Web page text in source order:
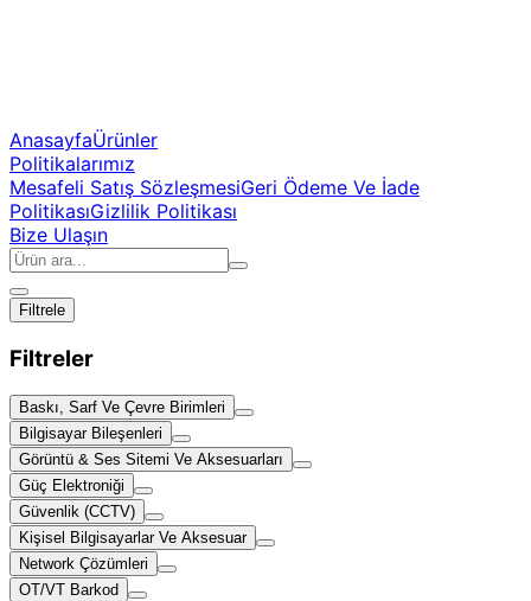
AnasayfaÜrünler
Politikalarımız
Mesafeli Satış SözleşmesiGeri Ödeme Ve İade
PolitikasıGizlilik Politikası
Bize Ulaşın
Filtrele
Filtreler
Baskı, Sarf Ve Çevre Birimleri
Bilgisayar Bileşenleri
Görüntü & Ses Sitemi Ve Aksesuarları
Güç Elektroniği
Güvenlik (CCTV)
Kişisel Bilgisayarlar Ve Aksesuar
Network Çözümleri
OT/VT Barkod